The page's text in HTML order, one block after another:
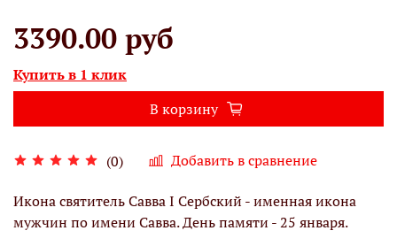
(0) Добавить в сравнение
3390.00 руб
Купить в 1 клик
В корзину
Икона святитель Савва I Сербский - именная икона
мужчин по имени Савва. День памяти - 25 января.